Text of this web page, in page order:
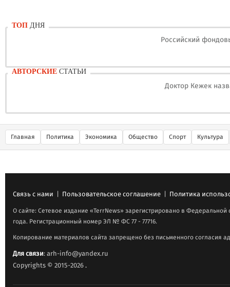
ТОП ДНЯ
Российский
АВТОРСКИЕ СТАТЬИ
Доктор Кежек
Главная Политика Экономика Общество Спорт Культура
Связь с нами | Пользовательское соглашение | Политика
О сайте: Сетевое издание «TerrNews» зарегистрировано в
года. Регистрационный номер ЭЛ № ФС 77 - 77716.
Копирование материалов сайта запрещено без письменного согласия
Для связи: arh-info@yandex.ru
Copyrights © 2015-2026.